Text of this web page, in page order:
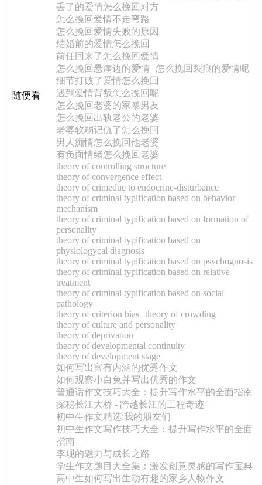
随便看
丢了的爱情怎么挽回对方
怎么挽回爱情不走弯路
怎么挽回爱情失败的原因
结婚前的爱情怎么挽回
前任回来了怎么挽回爱情
怎么挽回悬崖边的爱情
怎么挽回裂痕的爱情呢
细节打败了爱情怎么挽回
遇到爱情背叛怎么挽回呢
怎么挽回老婆的家暴男友
怎么挽回出轨老公的老婆
老婆软弱记仇了怎么挽回
男人痴情怎么挽回他老婆
有负面情绪怎么挽回老婆
theory of controlling structure
theory of convergence effect
theory of crimedue to endocrine-disturbance
theory of criminal typification based on behavior
mechanism
theory of criminal typification based on formation of
personality
theory of criminal typification based on
physiologycal diagnosis
theory of criminal typification based on psychognosis
theory of criminal typification based on relative
treatment
theory of criminal typification based on social
pathology
theory of criterion bias theory of crowding
theory of culture and personality
theory of deprivation
theory of developmental continuity
theory of development stage
如何写出富有内涵的优秀作文
如何观察小白兔并写出优秀的作文
普通话作文技巧大全：提升写作水平的全面指南
探秘长江大桥 - 跨越长江的工程奇迹
初中生作文精选:我的朋友们
初中生作文写作技巧大全：提升写作水平的全面
指南
李现的魅力与成长之路
学生作文题目大全集：激发创意灵感的写作宝典
高中生如何写出生动有趣的家乡人物作文